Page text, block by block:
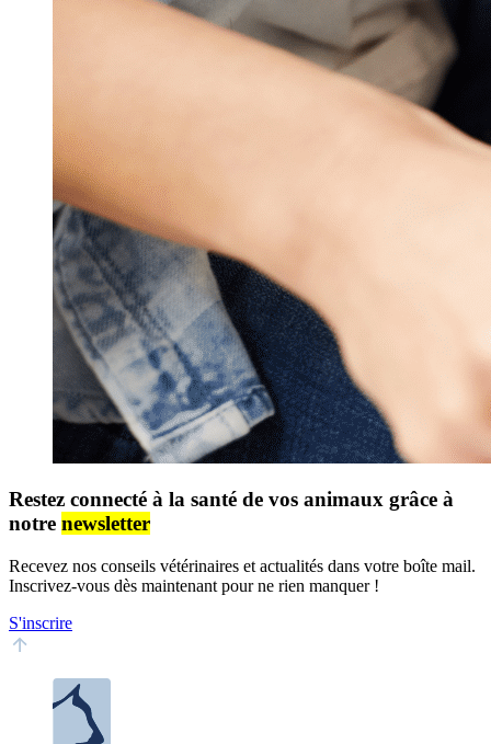
Restez connecté à la santé de vos animaux grâce à
notre newsletter
Recevez nos conseils vétérinaires et actualités dans votre boîte mail.
Inscrivez-vous dès maintenant pour ne rien manquer !
S'inscrire